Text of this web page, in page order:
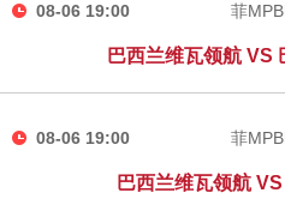
08-06 19:00 菲
巴西兰维瓦领航 VS
08-06 19:00 菲
巴西兰维瓦领航